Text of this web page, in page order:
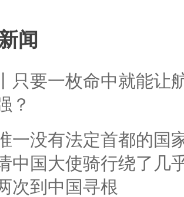
闻
只要一枚命中就能让
？
一没有法定首都的国
中国大使骑行绕了几
次到中国寻根